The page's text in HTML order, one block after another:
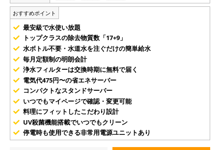
おすすめポイント
最安級で水使い放題
トップクラスの除去物質数「17+9」
水ボトル不要・水道水を注ぐだけの簡単給水
毎月定額制の明朗会計
浄水フィルターは交換時期に無料で届く
電気代475円〜の省エネサーバー
コンパクトなスタンドサーバー
いつでもマイページで確認・変更可能
料理にフィットしたこだわり設計
UV殺菌機能搭載でいつでもクリーン
停電時も使用できる非常用電源ユニットあり